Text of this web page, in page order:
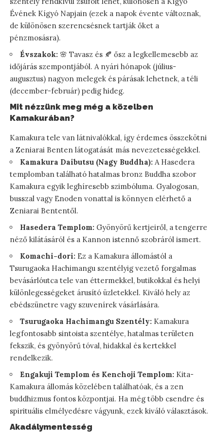
Évének Kígyó Napjain (ezek a napok évente változnak,
de különösen szerencsésnek tartják őket a
pénzmosásra).
Évszakok: 🌸 Tavasz és 🍂 ősz a legkellemesebb az
időjárás szempontjából. A nyári hónapok (július-
augusztus) nagyon melegek és párásak lehetnek, a téli
(december-február) pedig hideg.
Mit nézzünk meg még a közelben
Kamakurában?
Kamakura tele van látnivalókkal, így érdemes összekötni
a Zeniarai Benten látogatását más nevezetességekkel.
Kamakura Daibutsu (Nagy Buddha): A Hasedera
templomban található hatalmas bronz Buddha szobor
Kamakura egyik leghíresebb szimbóluma. Gyalogosan,
busszal vagy Enoden vonattal is könnyen elérhető a
Zeniarai Bententől.
Hasedera Templom: Gyönyörű kertjeiről, a tengerre
néző kilátásáról és a Kannon istennő szobráról ismert.
Komachi-dori: Ez a Kamakura állomástól a
Tsurugaoka Hachimangu szentélyig vezető forgalmas
bevásárlóutca tele van éttermekkel, butikokkal és helyi
különlegességeket árusító üzletekkel. Kiváló hely az
ebédszünetre vagy szuvenírek vásárlására.
Tsurugaoka Hachimangu Szentély: Kamakura
legfontosabb sintoista szentélye, hatalmas területen
fekszik, és gyönyörű tóval, hidakkal és kertekkel
rendelkezik.
Engakuji Templom és Kenchoji Templom: Kita-
Kamakura állomás közelében találhatóak, és a zen
buddhizmus fontos központjai. Ha még több csendre és
spirituális elmélyedésre vágyunk, ezek kiváló választások.
Akadálymentesség